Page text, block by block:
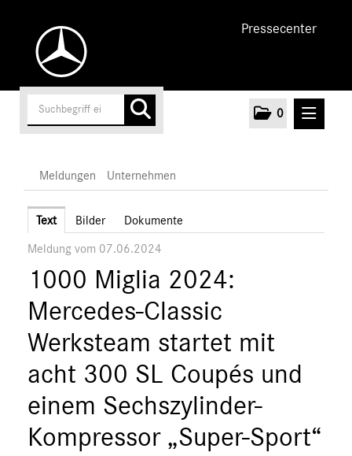
Pressecenter
0
Unternehmen
Marken & Produkte
MEDIA
ÜBER UNS
ANSPRECHPARTNER
Meldungen Unternehmen
Text Bilder Dokumente
Meldung vom 07.06.2024
1000 Miglia 2024:
Mercedes-Classic
Werksteam startet mit
acht 300 SL Coupés und
einem Sechszylinder-
Kompressor „Super-Sport“